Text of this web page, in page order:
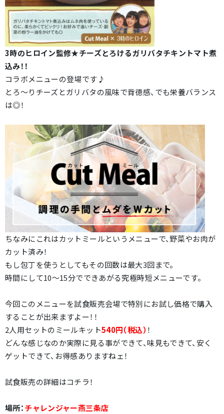
3時のヒロイン監修★チーズとろけるガリバタチキントマト煮
込み！！
コラボメニューの登場です♪
とろ～りチーズとガリバタの風味で背徳感、でも栄養バランス
は◎！
ちなみにこれはカットミールというメニューで、野菜やお肉が
カット済み！
もし包丁を使うとしてもその回数は最大3回まで。
時間にして10～15分でできあがる究極時短メニューです。
今回このメニューを試食販売会場で特別にお試し価格で購入
することが出来ますよー！！
2人用セットのミールキット540円（税込） ！
どんな感じなのか実際に見る事ができて、味見もできて、安く
ゲットできて、お得感ありますねェ！
試食販売の詳細はコチラ！
場所：チャレンジャー燕三条店